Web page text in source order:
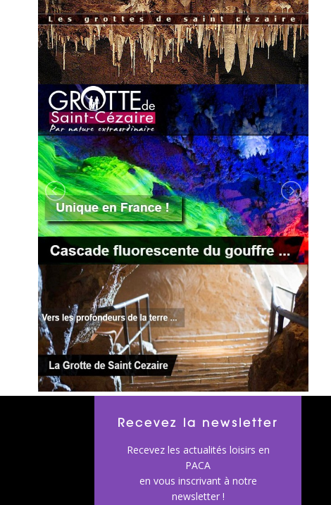
Recevez la newsletter
Recevez les actualités loisirs en
PACA
en vous inscrivant à notre
newsletter !